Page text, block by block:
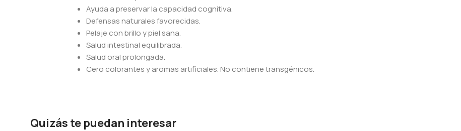
Ayuda a preservar la capacidad cognitiva.
Defensas naturales favorecidas.
Pelaje con brillo y piel sana.
Salud intestinal equilibrada.
Salud oral prolongada.
Cero colorantes y aromas artificiales. No contiene transgénicos.
Quizás te puedan interesar